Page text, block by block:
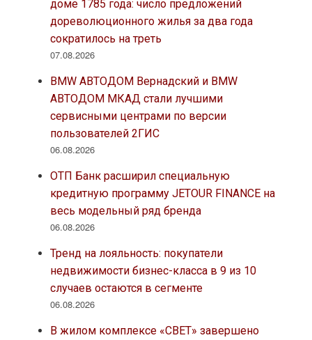
доме 1785 года: число предложений
дореволюционного жилья за два года
сократилось на треть
07.08.2026
BMW АВТОДОМ Вернадский и BMW
АВТОДОМ МКАД стали лучшими
сервисными центрами по версии
пользователей 2ГИС
06.08.2026
ОТП Банк расширил специальную
кредитную программу JETOUR FINANCE на
весь модельный ряд бренда
06.08.2026
Тренд на лояльность: покупатели
недвижимости бизнес-класса в 9 из 10
случаев остаются в сегменте
06.08.2026
В жилом комплексе «СВЕТ» завершено